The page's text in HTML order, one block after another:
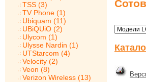
TSS (3)
TV Phone (1)
Ubiquam (11)
UBiQUiO (2)
Ulycom (1)
Ulysse Nardin (1)
UTStarcom (4)
Velocity (2)
Veon (8)
Verizon Wireless (13)